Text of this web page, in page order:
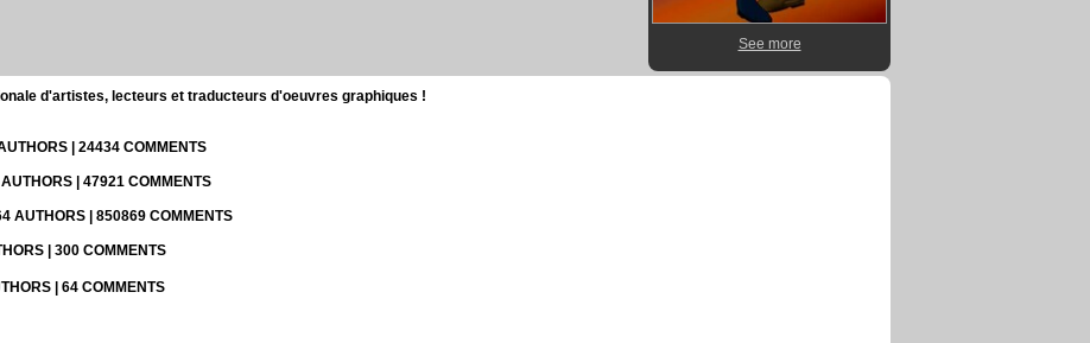
See more
d'artistes, lecteurs et traducteurs d'oeuvres graphiques !
| 24434 COMMENTS
| 47921 COMMENTS
AUTHORS | 850869 COMMENTS
| 300 COMMENTS
| 64 COMMENTS